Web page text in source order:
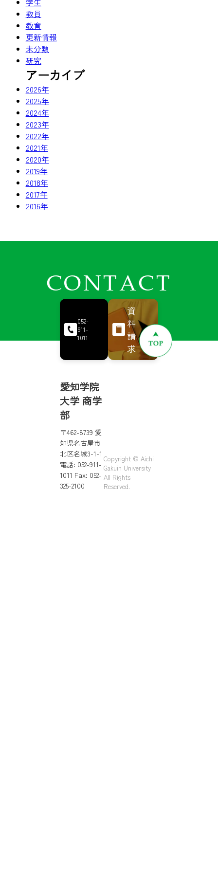
教員
教育
更新情報
未分類
研究
アーカイブ
2026年
2025年
2024年
2023年
2022年
2021年
2020年
2019年
2018年
2017年
2016年
CONTACT
052-
911-
1011
資
料
請
求
愛知学院
大学 商学
部
〒462-8739 愛
知県名古屋市
北区名城3-1-1
電話: 052-911-
1011 Fax: 052-
325-2100
Copyright © Aichi
Gakuin University
All Rights
Reserved.